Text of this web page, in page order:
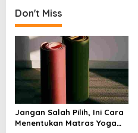
a
v
g
a
i
Don't Miss
Jangan Salah Pilih, Ini Cara
Menentukan Matras Yoga